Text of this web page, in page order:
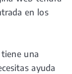
en los
una
ayuda